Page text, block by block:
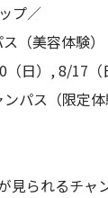
プ／
（美容体験）
日）, 8/17（
パス（限定体
見られるチャ